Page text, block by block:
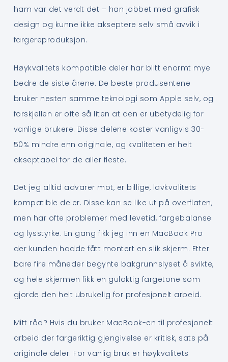
ham var det verdt det – han jobbet med grafisk
design og kunne ikke akseptere selv små avvik i
fargereproduksjon.
Høykvalitets kompatible deler har blitt enormt mye
bedre de siste årene. De beste produsentene
bruker nesten samme teknologi som Apple selv, og
forskjellen er ofte så liten at den er ubetydelig for
vanlige brukere. Disse delene koster vanligvis 30-
50% mindre enn originale, og kvaliteten er helt
akseptabel for de aller fleste.
Det jeg alltid advarer mot, er billige, lavkvalitets
kompatible deler. Disse kan se like ut på overflaten,
men har ofte problemer med levetid, fargebalanse
og lysstyrke. En gang fikk jeg inn en MacBook Pro
der kunden hadde fått montert en slik skjerm. Etter
bare fire måneder begynte bakgrunnslyset å svikte,
og hele skjermen fikk en gulaktig fargetone som
gjorde den helt ubrukelig for profesjonelt arbeid.
Mitt råd? Hvis du bruker MacBook-en til profesjonelt
arbeid der fargeriktig gjengivelse er kritisk, sats på
originale deler. For vanlig bruk er høykvalitets